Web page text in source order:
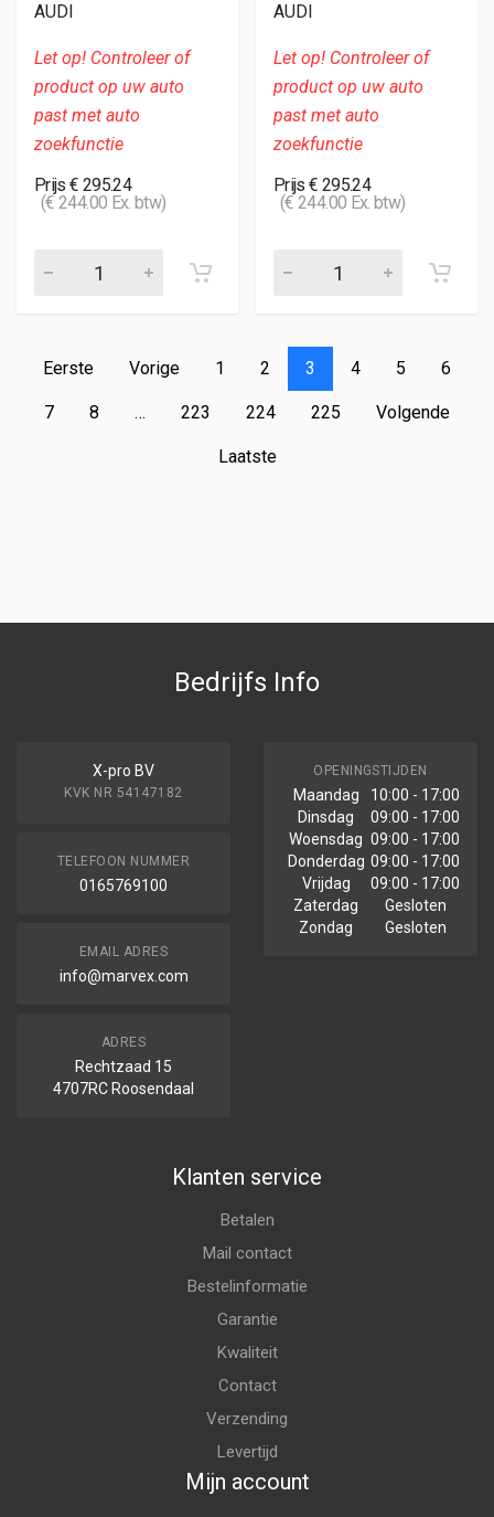
AUDI
Let op! Controleer of
product op uw auto
past met auto
zoekfunctie
Prijs € 295.24
(€ 244.00 Ex. btw)
AUDI
Let op! Controleer of
product op uw auto
past met auto
zoekfunctie
Prijs € 295.24
(€ 244.00 Ex. btw)
Eerste Vorige 1 2 3 4 5 6
7 8 … 223 224 225 Volgende
Laatste
Bedrijfs Info
X-pro BV
KVK NR 54147182
TELEFOON NUMMER
0165769100
EMAIL ADRES
info@marvex.com
ADRES
Rechtzaad 15
4707RC Roosendaal
OPENINGSTIJDEN
Maandag
10:00 - 17:00
Dinsdag
09:00 - 17:00
Woensdag 09:00 - 17:00
Donderdag 09:00 - 17:00
Vrijdag
09:00 - 17:00
Zaterdag
Gesloten
Zondag
Gesloten
Klanten service
Betalen
Mail contact
Bestelinformatie
Garantie
Kwaliteit
Contact
Verzending
Levertijd
Mijn account